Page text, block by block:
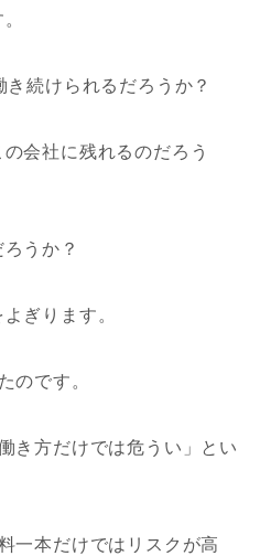
続けられるだろうか？
会社に残れるのだろう
うか？
ぎります。
のです。
き方だけでは危うい」とい
一本だけではリスクが高